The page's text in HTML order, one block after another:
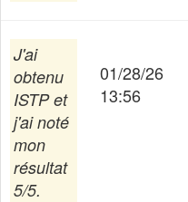
J'ai
obtenu
ISTPet
j'ai noté
mon
résultat
5/5.
01/28/26
13:56